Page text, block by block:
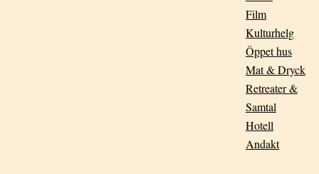
Film
Kulturhelg
Öppet hus
Mat & Dryck
Retreater &
Samtal
Hotell
Andakt